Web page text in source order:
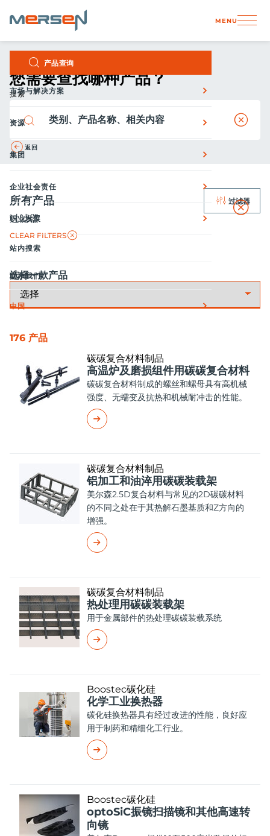
Skip
to
content
MENU
集团
企业社会责任
职业发展
站内搜索
联系我们
中国
市场与解决方案
资源
产品查询
产品
您需要查找哪种产品？
搜索
clear
返回
所有产品 过滤器
过滤器
CLEAR FILTERS
选择一款产品
176 产品
碳碳复合材料制品
高温炉及磨损组件用碳碳复合材料
碳碳复合材料制成的螺丝和螺母具有高机械
强度、无蠕变及抗热和机械耐冲击的性能。
碳碳复合材料制品
铝加工和油淬用碳碳装载架
美尔森2.5D复合材料与常见的2D碳碳材料
的不同之处在于其热解石墨基质和Z方向的
增强。
碳碳复合材料制品
热处理用碳碳装载架
用于金属部件的热处理碳碳装载系统
Boostec碳化硅
化学工业换热器
碳化硅换热器具有经过改进的性能，良好应
用于制药和精细化工行业。
Boostec碳化硅
optoSiC振镜扫描镜和其他高速转
向镜